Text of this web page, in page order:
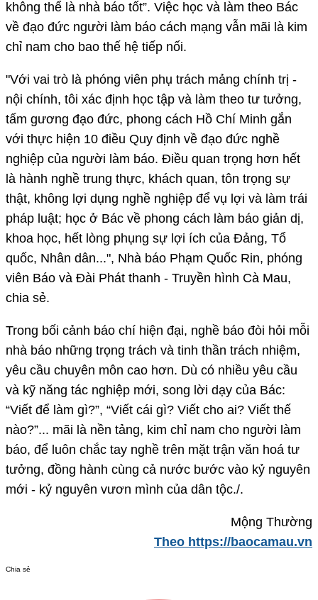
không thể là nhà báo tốt”. Việc học và làm theo Bác
về đạo đức người làm báo cách mạng vẫn mãi là kim
chỉ nam cho bao thế hệ tiếp nối.
"Với vai trò là phóng viên phụ trách mảng chính trị -
nội chính, tôi xác định học tập và làm theo tư tưởng,
tấm gương đạo đức, phong cách Hồ Chí Minh gắn
với thực hiện 10 điều Quy định về đạo đức nghề
nghiệp của người làm báo. Ðiều quan trọng hơn hết
là hành nghề trung thực, khách quan, tôn trọng sự
thật, không lợi dụng nghề nghiệp để vụ lợi và làm trái
pháp luật; học ở Bác về phong cách làm báo giản dị,
khoa học, hết lòng phụng sự lợi ích của Ðảng, Tổ
quốc, Nhân dân...", Nhà báo Phạm Quốc Rin, phóng
viên Báo và Ðài Phát thanh - Truyền hình Cà Mau,
chia sẻ.
Trong bối cảnh báo chí hiện đại, nghề báo đòi hỏi mỗi
nhà báo những trọng trách và tinh thần trách nhiệm,
yêu cầu chuyên môn cao hơn. Dù có nhiều yêu cầu
và kỹ năng tác nghiệp mới, song lời dạy của Bác:
“Viết để làm gì?”, “Viết cái gì? Viết cho ai? Viết thế
nào?”... mãi là nền tảng, kim chỉ nam cho người làm
báo, để luôn chắc tay nghề trên mặt trận văn hoá tư
tưởng, đồng hành cùng cả nước bước vào kỷ nguyên
mới - kỷ nguyên vươn mình của dân tộc./.
Mộng Thường
Theo https://baocamau.vn
Chia sẻ